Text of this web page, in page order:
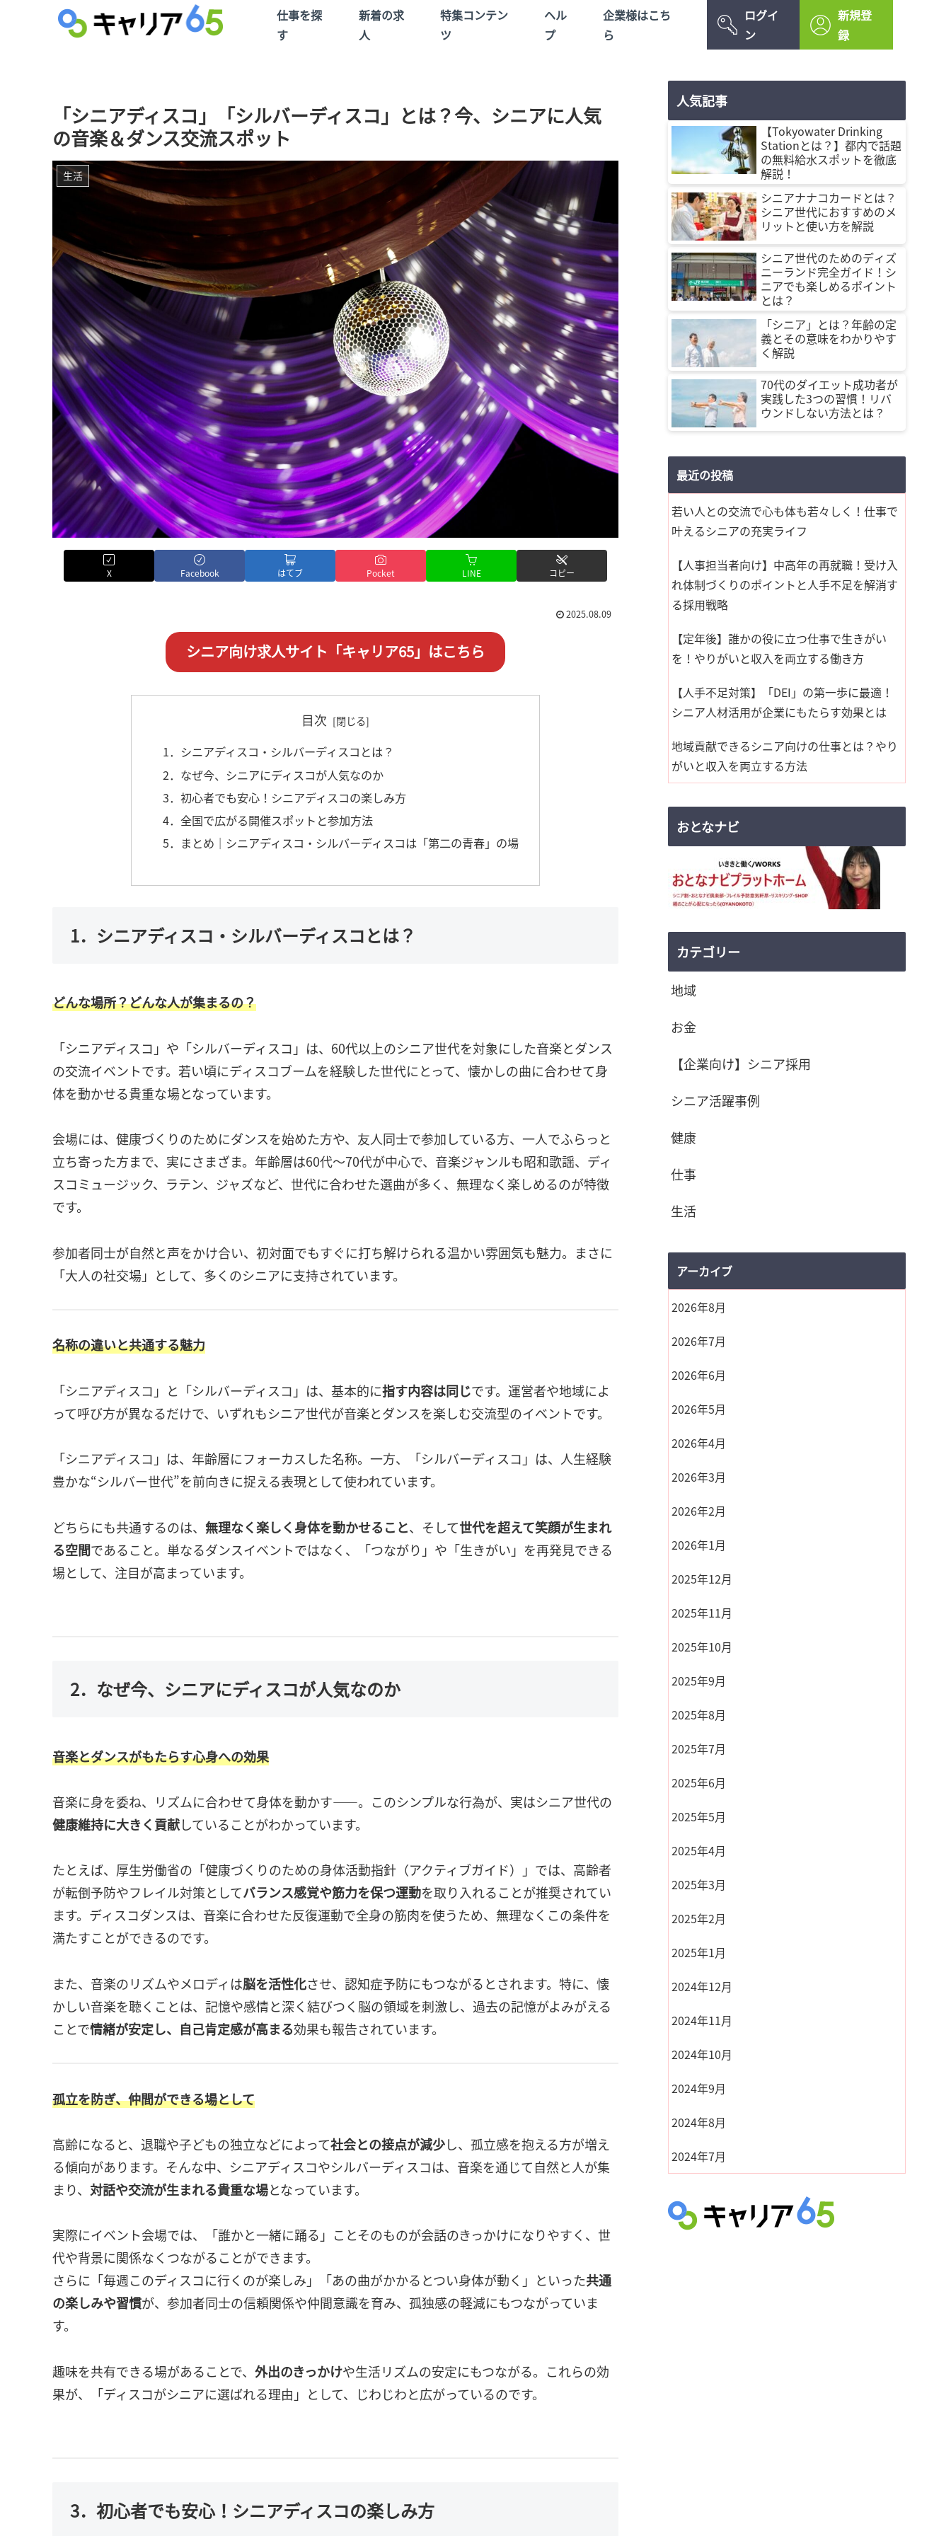
仕事を探
す
新着の求
人
特集コンテン
ツ
ヘル
プ
企業様はこち
ら
ログイ
ン
新規登
録
「シニアディスコ」「シルバーディスコ」とは？今、シニアに人気
の音楽＆ダンス交流スポット
生活
X Facebook はてブ Pocket LINE コピー
2025.08.09
シニア向け求人サイト「キャリア65」はこちら
目次
1．シニアディスコ・シルバーディスコとは？
2．なぜ今、シニアにディスコが人気なのか
3．初心者でも安心！シニアディスコの楽しみ方
4．全国で広がる開催スポットと参加方法
5．まとめ｜シニアディスコ・シルバーディスコは「第二の青春」の場
1．シニアディスコ・シルバーディスコとは？
どんな場所？どんな人が集まるの？
「シニアディスコ」や「シルバーディスコ」は、60代以上のシニア世代を対象にした音楽とダンス
の交流イベントです。若い頃にディスコブームを経験した世代にとって、懐かしの曲に合わせて身
体を動かせる貴重な場となっています。
会場には、健康づくりのためにダンスを始めた方や、友人同士で参加している方、一人でふらっと
立ち寄った方まで、実にさまざま。年齢層は60代～70代が中心で、音楽ジャンルも昭和歌謡、ディ
スコミュージック、ラテン、ジャズなど、世代に合わせた選曲が多く、無理なく楽しめるのが特徴
です。
参加者同士が自然と声をかけ合い、初対面でもすぐに打ち解けられる温かい雰囲気も魅力。まさに
「大人の社交場」として、多くのシニアに支持されています。
名称の違いと共通する魅力
「シニアディスコ」と「シルバーディスコ」は、基本的に指す内容は同じです。運営者や地域によ
って呼び方が異なるだけで、いずれもシニア世代が音楽とダンスを楽しむ交流型のイベントです。
「シニアディスコ」は、年齢層にフォーカスした名称。一方、「シルバーディスコ」は、人生経験
豊かな“シルバー世代”を前向きに捉える表現として使われています。
どちらにも共通するのは、 無理なく楽しく身体を動かせること、そして世代を超えて笑顔が生まれ
る空間であること。単なるダンスイベントではなく、「つながり」や「生きがい」を再発見できる
場として、注目が高まっています。
2．なぜ今、シニアにディスコが人気なのか
音楽とダンスがもたらす心身への効果
音楽に身を委ね、リズムに合わせて身体を動かす——。このシンプルな行為が、実はシニア世代の
健康維持に大きく貢献していることがわかっています。
たとえば、厚生労働省の「健康づくりのための身体活動指針（アクティブガイド）」では、高齢者
が転倒予防やフレイル対策としてバランス感覚や筋力を保つ運動を取り入れることが推奨されてい
ます。ディスコダンスは、音楽に合わせた反復運動で全身の筋肉を使うため、無理なくこの条件を
満たすことができるのです。
また、音楽のリズムやメロディは脳を活性化させ、認知症予防にもつながるとされます。特に、懐
かしい音楽を聴くことは、記憶や感情と深く結びつく脳の領域を刺激し、過去の記憶がよみがえる
ことで情緒が安定し、自己肯定感が高まる効果も報告されています。
孤立を防ぎ、仲間ができる場として
高齢になると、退職や子どもの独立などによって社会との接点が減少し、孤立感を抱える方が増え
る傾向があります。そんな中、シニアディスコやシルバーディスコは、音楽を通じて自然と人が集
まり、 対話や交流が生まれる貴重な場となっています。
実際にイベント会場では、「誰かと一緒に踊る」ことそのものが会話のきっかけになりやすく、世
代や背景に関係なくつながることができます。
さらに「毎週このディスコに行くのが楽しみ」「あの曲がかかるとつい身体が動く」といった共通
の楽しみや習慣が、参加者同士の信頼関係や仲間意識を育み、孤独感の軽減にもつながっていま
す。
趣味を共有できる場があることで、 外出のきっかけや生活リズムの安定にもつながる。これらの効
果が、「ディスコがシニアに選ばれる理由」として、じわじわと広がっているのです。
3．初心者でも安心！シニアディスコの楽しみ方
人気記事
【Tokyowater Drinking
Stationとは？】都内で話題
の無料給水スポットを徹底
解説！
シニアナナコカードとは？
シニア世代におすすめのメ
リットと使い方を解説
シニア世代のためのディズ
ニーランド完全ガイド！シ
ニアでも楽しめるポイント
とは？
「シニア」とは？年齢の定
義とその意味をわかりやす
く解説
70代のダイエット成功者が
実践した3つの習慣！リバ
ウンドしない方法とは？
最近の投稿
若い人との交流で心も体も若々しく！仕事で
叶えるシニアの充実ライフ
【人事担当者向け】中高年の再就職！受け入
れ体制づくりのポイントと人手不足を解消す
る採用戦略
【定年後】誰かの役に立つ仕事で生きがい
を！やりがいと収入を両立する働き方
【人手不足対策】「DEI」の第一歩に最適！
シニア人材活用が企業にもたらす効果とは
地域貢献できるシニア向けの仕事とは？やり
がいと収入を両立する方法
おとなナビ
カテゴリー
地域
お金
【企業向け】シニア採用
シニア活躍事例
健康
仕事
生活
アーカイブ
2026年8月
2026年7月
2026年6月
2026年5月
2026年4月
2026年3月
2026年2月
2026年1月
2025年12月
2025年11月
2025年10月
2025年9月
2025年8月
2025年7月
2025年6月
2025年5月
2025年4月
2025年3月
2025年2月
2025年1月
2024年12月
2024年11月
2024年10月
2024年9月
2024年8月
2024年7月